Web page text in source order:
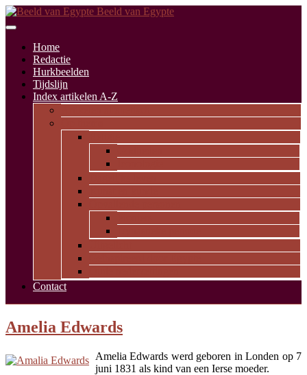
Beeld van Egypte
Home
Redactie
Hurkbeelden
Tijdslijn
Index artikelen A-Z
Contact
Amelia Edwards
Amelia Edwards werd geboren in Londen op 7
juni 1831 als kind van een Ierse moeder.